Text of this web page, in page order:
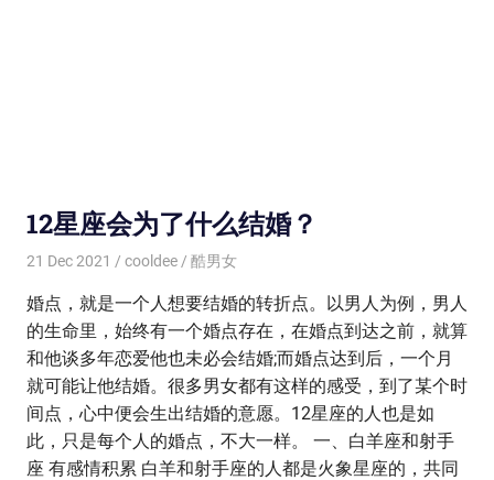
12星座会为了什么结婚？
21 Dec 2021 cooldee 酷男女
婚点，就是一个人想要结婚的转折点。以男人为例，男人
的生命里，始终有一个婚点存在，在婚点到达之前，就算
和他谈多年恋爱他也未必会结婚;而婚点达到后，一个月
就可能让他结婚。很多男女都有这样的感受，到了某个时
间点，心中便会生出结婚的意愿。12星座的人也是如
此，只是每个人的婚点，不大一样。 一、白羊座和射手
座 有感情积累 白羊和射手座的人都是火象星座的，共同